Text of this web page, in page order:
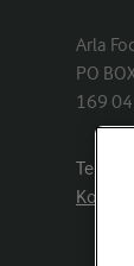
Arla
PO
169
Telefon: